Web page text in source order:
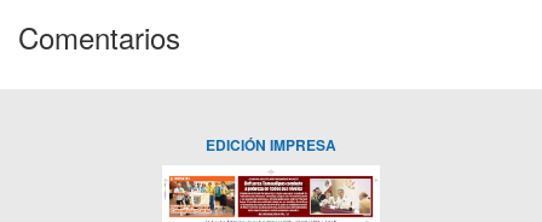
Comentarios
EDICIÓN IMPRESA